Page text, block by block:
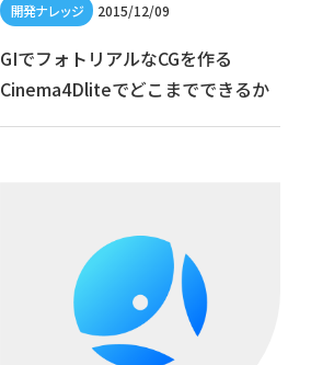
2015/12/09
GIでフォトリアルなCGを作る
Cinema4Dliteでどこまでできるか